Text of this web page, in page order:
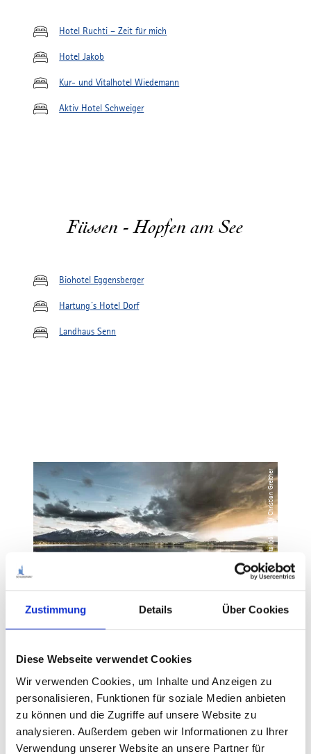
Zustimmung Details Über Cookies
Diese Webseite verwendet Cookies
Wir verwenden Cookies, um Inhalte und Anzeigen zu
personalisieren, Funktionen für soziale Medien anbieten
zu können und die Zugriffe auf unsere Website zu
analysieren. Außerdem geben wir Informationen zu Ihrer
Verwendung unserer Website an unsere Partner für
Hotel Ruchti – Zeit für mich
Hotel Jakob
Kur- und Vitalhotel Wiedemann
Aktiv Hotel Schweiger
Füssen - Hopfen am See
Biohotel Eggensberger
Hartung´s Hotel Dorf
Landhaus Senn
© Tourismusverband Ostallgäu e.V. / Christian Greither